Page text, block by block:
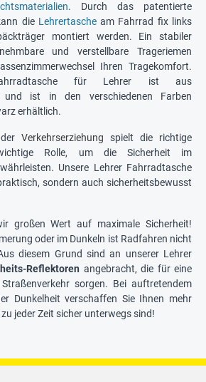
. Durch das patentierte
die Lehrertascheam Fahrrad fix links
montiert werden. Ein stabiler
und verstellbare Trageriemen
Ihren Tragekomfort.
für Lehrer ist aus
und ist in den verschiedenen Farben
erhältlich.
Verkehrserziehung spielt die richtige
Rolle, um die Sicherheit im
Unsere Lehrer Fahrradtasche
sondern auch sicherheitsbewusst
großen Wert auf maximale Sicherheit!
oder im Dunkeln ist Radfahren nicht
diesem Grund sind an unserer Lehrer
Reflektoren angebracht, die für eine
sorgen. Bei auftretendem
Dunkelheit verschaffen Sie Ihnen mehr
jeder Zeit sicher unterwegs sind!